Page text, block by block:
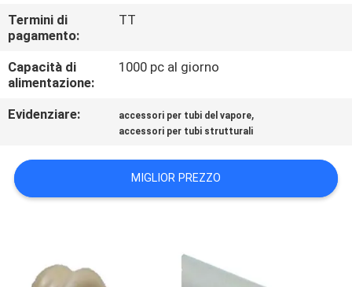
CHIEDI UN
PREVENTIVO
DEL
SITO
POLITICA
PRIVACY
Termini di
pagamento:
TT
Capacità di
alimentazione:
1000 pc al giorno
Evidenziare: accessori per tubi del vapore,
accessori per tubi strutturali
MIGLIOR PREZZO